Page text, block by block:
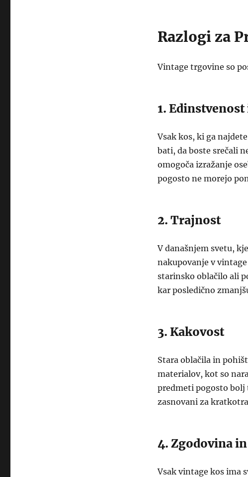
Razlogi za
Vintage trgovine so
1.
Vsak kos, ki ga
bati, da boste srečali
omogoča izražanje
pogosto ne morejo
2. Trajnost
V današnjem svetu,
nakupovanje v
starinsko oblačilo ali
kar posledično
3. Kakovost
Stara oblačila in
materialov, kot so
predmeti pogosto
zasnovani za
4. Zgodovina
Vsak vintage kos ima